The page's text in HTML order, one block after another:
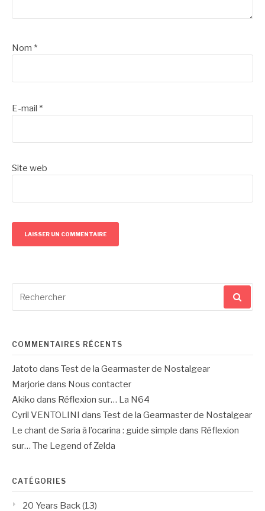
Nom *
E-mail *
Site web
pour
COMMENTAIRES RÉCENTS
Jatoto dans Test de la Gearmaster de Nostalgear
Marjorie dans Nous contacter
Akiko dans Réflexion sur… La N64
Cyril VENTOLINI
dans Test de la Gearmaster de Nostalgear
Le chant de Saria à l’ocarina : guide simple dans Réflexion
sur… The Legend of Zelda
CATÉGORIES
20 Years Back(13)